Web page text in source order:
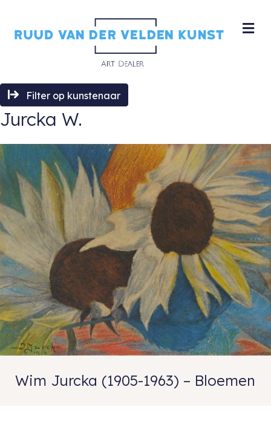
Filter op kunstenaar
Jurcka W.
Wim Jurcka (1905-1963) – Bloemen